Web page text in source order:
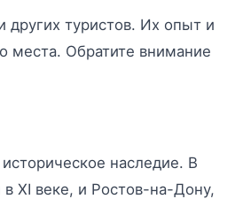
других туристов. Их опыт и
места. Обратите внимание
наследие. В
XI веке, и Ростов-на-Дону,